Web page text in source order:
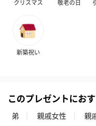
お酒
クリスマス 敬老の日
新築祝い
このプレゼントにお
弟 親戚女性 親